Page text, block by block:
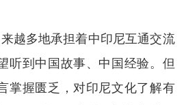
越多地承担着中印尼互通交流
听到中国故事、中国经验。但
掌握匮乏，对印尼文化了解有